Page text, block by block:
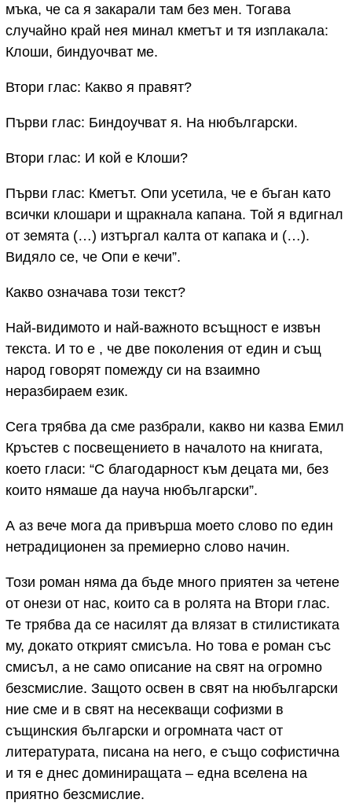
мъка, че са я закарали там без мен. Тогава
случайно край нея минал кметът и тя изплакала:
Клоши, биндуочват ме.
Втори глас: Какво я правят?
Първи глас: Биндоучват я. На нюбългарски.
Втори глас: И кой е Клоши?
Първи глас: Кметът. Опи усетила, че е бъган като
всички клошари и щракнала капана. Той я вдигнал
от земята (…) изтъргал калта от капака и (…).
Видяло се, че Опи е кечи”.
Какво означава този текст?
Най-видимото и най-важното всъщност е извън
текста. И то е , че две поколения от един и същ
народ говорят помежду си на взаимно
неразбираем език.
Сега трябва да сме разбрали, какво ни казва Емил
Кръстев с посвещението в началото на книгата,
което гласи: “С благодарност към децата ми, без
които нямаше да науча нюбългарски”.
А аз вече мога да привърша моето слово по един
нетрадиционен за премиерно слово начин.
Този роман няма да бъде много приятен за четене
от онези от нас, които са в ролята на Втори глас.
Те трябва да се насилят да влязат в стилистиката
му, докато открият смисъла. Но това е роман със
смисъл, а не само описание на свят на огромно
безсмислие. Защото освен в свят на нюбългарски
ние сме и в свят на несекващи софизми в
същинския български и огромната част от
литературата, писана на него, е също софистична
и тя е днес доминиращата – една вселена на
приятно безсмислие.